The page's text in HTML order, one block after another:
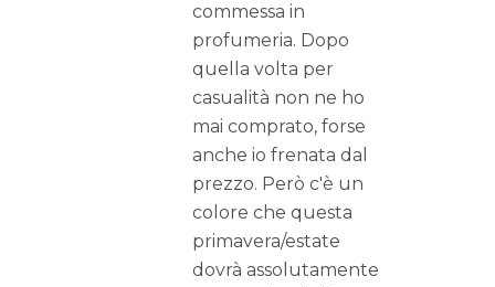
commessa in
profumeria. Dopo
quella volta per
casualità non ne ho
mai comprato, forse
anche io frenata dal
prezzo. Però c'è un
colore che questa
primavera/estate
dovrà assolutamente